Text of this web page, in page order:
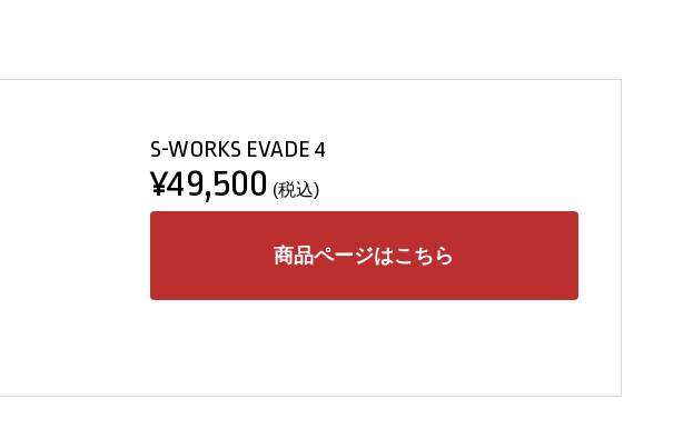
S-WORKS EVADE 4
¥49,500 (税込)
商品ページはこちら